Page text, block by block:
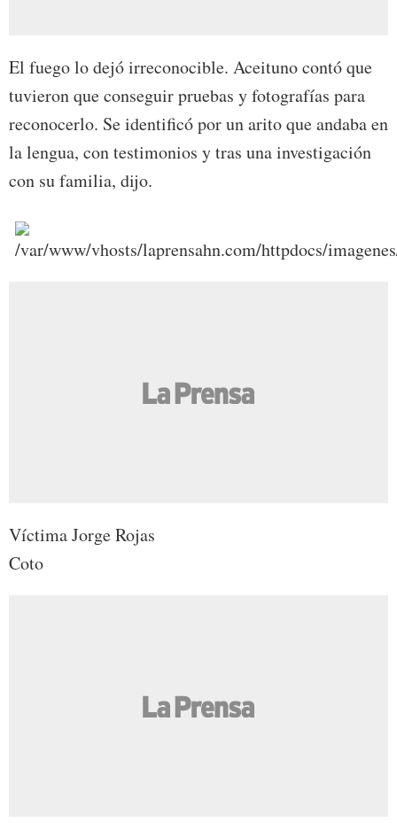
El fuego lo dejó irreconocible. Aceituno contó que
tuvieron que conseguir pruebas y fotografías para
reconocerlo. Se identificó por un arito que andaba en
la lengua, con testimonios y tras una investigación
con su familia, dijo.
Víctima Jorge Rojas
Coto